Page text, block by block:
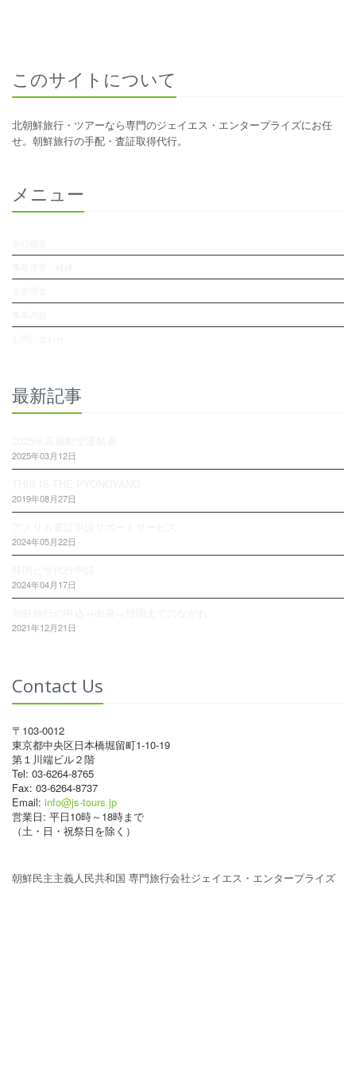
このサイトについて
北朝鮮旅行・ツアーなら専門のジェイエス・エンタープライズにお任
せ。朝鮮旅行の手配・査証取得代行。
メニュー
最新記事
2025年03月12日
2019年08月27日
2024年05月22日
2024年04月17日
2021年12月21日
Contact Us
〒103-0012
東京都中央区日本橋堀留町1-10-19
第１川端ビル２階
Tel: 03-6264-8765
Fax: 03-6264-8737
Email: info@js-tours.jp
営業日: 平日10時～18時まで
（土・日・祝祭日を除く）
朝鮮民主主義人民共和国 専門旅行会社ジェイエス・エンタープライズ